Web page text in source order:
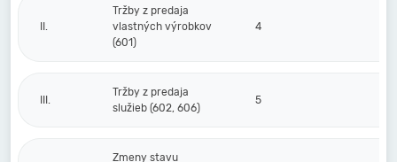
II.
Tržby z predaja
vlastných výrobkov
(601)
4
III.
Tržby z predaja
služieb (602, 606)
5
Zmeny stavu